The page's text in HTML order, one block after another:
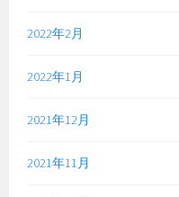
2022年2月
2022年1月
2021年12月
2021年11月